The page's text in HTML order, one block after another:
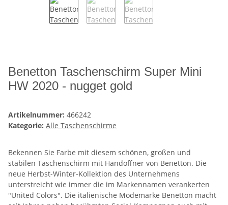
Benetton Taschenschirm Super Mini
HW 2020 - nugget gold
Artikelnummer: 466242
Kategorie: Alle Taschenschirme
Bekennen Sie Farbe mit diesem schönen, großen und
stabilen Taschenschirm mit Handöffner von Benetton. Die
neue Herbst-Winter-Kollektion des Unternehmens
unterstreicht wie immer die im Markennamen verankerten
"United Colors". Die italienische Modemarke Benetton macht